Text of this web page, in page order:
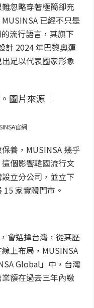
忽略穿著極簡卻充
已經不只是
流行語言，其旗下
計 2024 年巴黎奧運
足以代表國家形象
官網
養，MUSINSA 幾乎
個影響韓國流行文
立分公司，並立下
家實體門市。
會選擇台灣，從其歷
上布局，MUSINSA
Global」中，台灣
額在過去三年內繳